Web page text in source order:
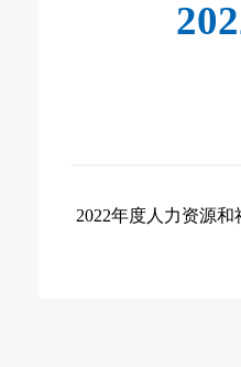
2022年度人力资源